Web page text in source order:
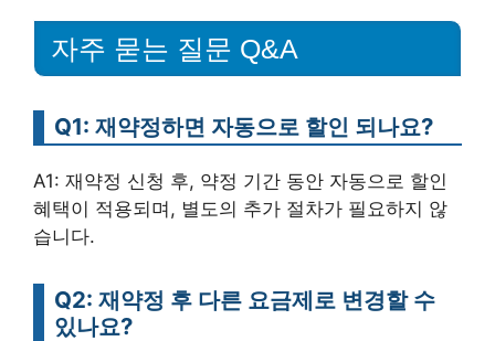
자주 묻는 질문 Q&A
Q1: 재약정하면 자동으로 할인 되나요?
A1: 재약정 신청 후, 약정 기간 동안 자동으로 할인
혜택이 적용되며, 별도의 추가 절차가 필요하지 않
습니다.
Q2: 재약정 후 다른 요금제로 변경할 수
있나요?